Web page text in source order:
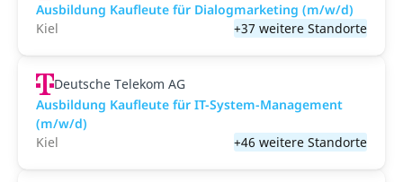
Ausbildung Kaufleute für Dialogmarketing (m/w/d)
Kiel
+37 weitere Standorte
Deutsche Telekom AG
Ausbildung Kaufleute für IT-System-Management
(m/w/d)
Kiel
+46 weitere Standorte